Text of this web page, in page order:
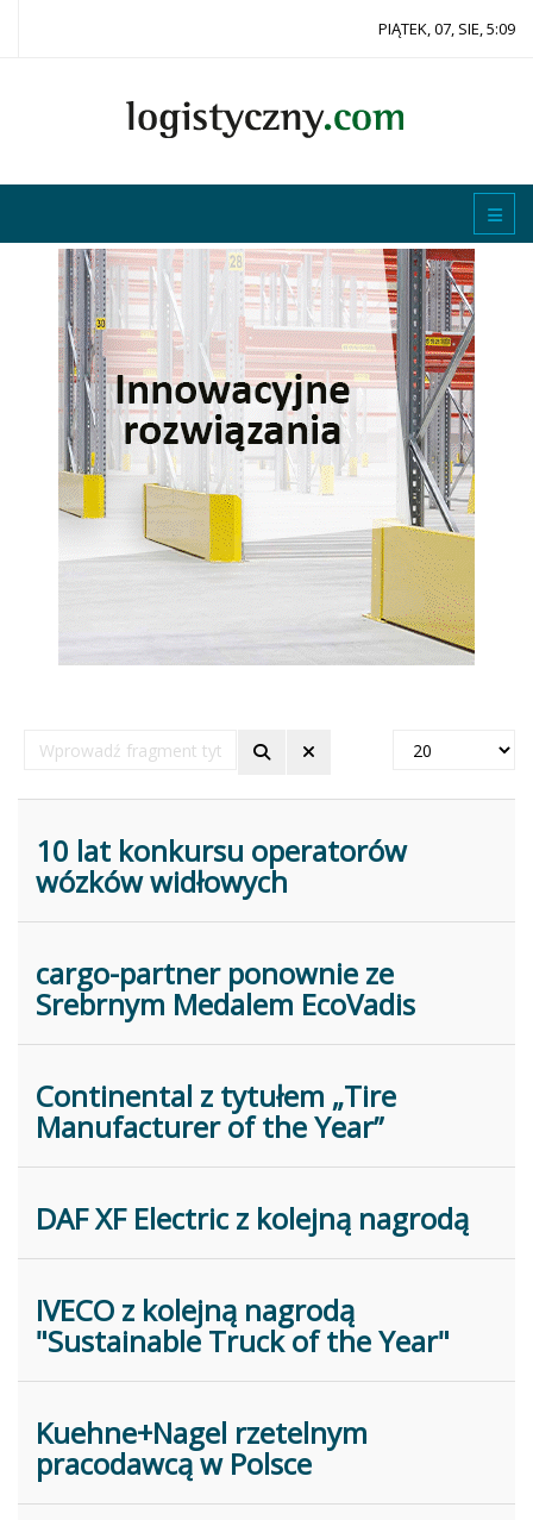
PIĄTEK, 07, SIE, 5:09
Wprowadź
fragment
Pokaż
10 lat konkursu operatorów
wózków widłowych
cargo-partner ponownie ze
Srebrnym Medalem EcoVadis
Continental z tytułem „Tire
Manufacturer of the Year”
DAF XF Electric z kolejną nagrodą
IVECO z kolejną nagrodą
"Sustainable Truck of the Year"
Kuehne+Nagel rzetelnym
pracodawcą w Polsce